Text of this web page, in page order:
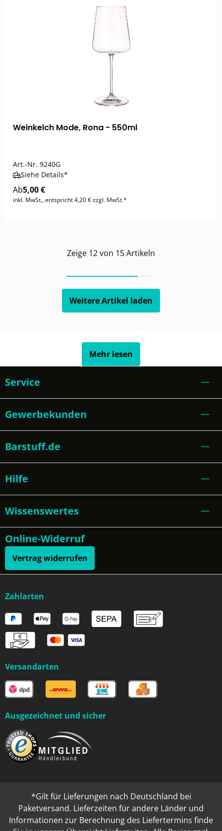
Weinkelch Mode, Rona - 550ml
Art.-Nr. 9240G
Siehe Details*
Ab5,00 €
inkl. MwSt., entspricht 4,20 € zzgl. MwSt.*
Zeige 12von 15Artikeln
Weitere Artikel laden
Mehr lesen
Service
Gewerbekunden
Barstuff.de
Hilfe
Wissenswertes
Online-Widerruf
Vertrag widerrufen
Zahlarten
Versandarten
Ausgezeichnet und sicher
*Gilt für Lieferungen nach Deutschland bei
Paketversand. Lieferzeiten für andere Länder und
Informationen zur Berechnung des Liefertermins finde